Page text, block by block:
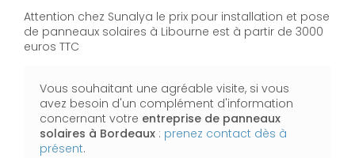
Attention chez Sunalya le prix pour installation et pose
de panneaux solaires à Libourne est à partir de 3000
euros TTC
Vous souhaitant une agréable visite, si vous
avez besoin d'un complément d'information
concernant votre entreprise de panneaux
solaires à Bordeaux : prenez contact dès à
présent.